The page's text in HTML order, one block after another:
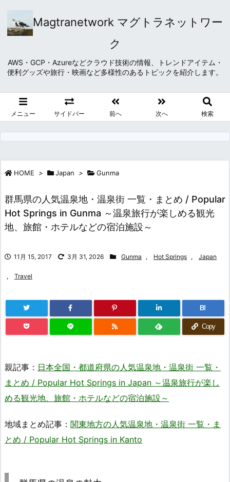
Magtranetwork マグトラネットワー
ク
AWS・GCP・Azureなどクラウド技術の情報、トレンドアイテム・
便利グッズや旅行・映画など多様性のあるトピックを紹介します。
メニュー サイドバー 前へ 次へ 検索
HOME > Japan > Gunma
群馬県の人気温泉地・温泉街 一覧・まとめ / Popular
Hot Springs in Gunma ～温泉旅行が楽しめる観光
地、旅館・ホテルなどの宿泊施設～
11月 15, 2017 3月 31, 2026 Gunma , Hot Springs , Japan
, Travel
B!
Copy
親記事： 日本全国・都道府県の人気温泉地・温泉街 一覧・
まとめ / Popular Hot Springs in Japan ～温泉旅行が楽し
める観光地、旅館・ホテルなどの宿泊施設～
地域まとめ記事： 関東地方の人気温泉地・温泉街 一覧・ま
とめ / Popular Hot Springs in Kanto